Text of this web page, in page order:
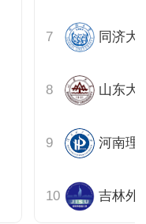
同济大
山东大
河南理
吉林外